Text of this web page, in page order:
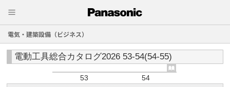
電気・建築設備（ビジネス）
電動工具総合カタログ2026 53-54(54-55)
53
54